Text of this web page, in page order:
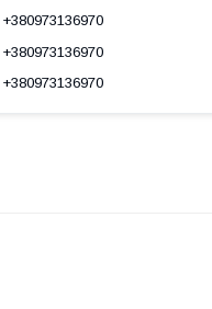
+380973136970
+380973136970
+380973136970